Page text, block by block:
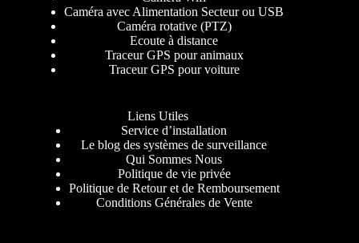
Caméra avec Alimentation Secteur ou USB
Caméra rotative (PTZ)
Ecoute à distance
Traceur GPS pour animaux
Traceur GPS pour voiture
Liens Utiles
Service d’installation
Le blog des systèmes de surveillance
Qui Sommes Nous
Politique de vie privée
Politique de Retour et de Remboursement
Conditions Générales de Vente